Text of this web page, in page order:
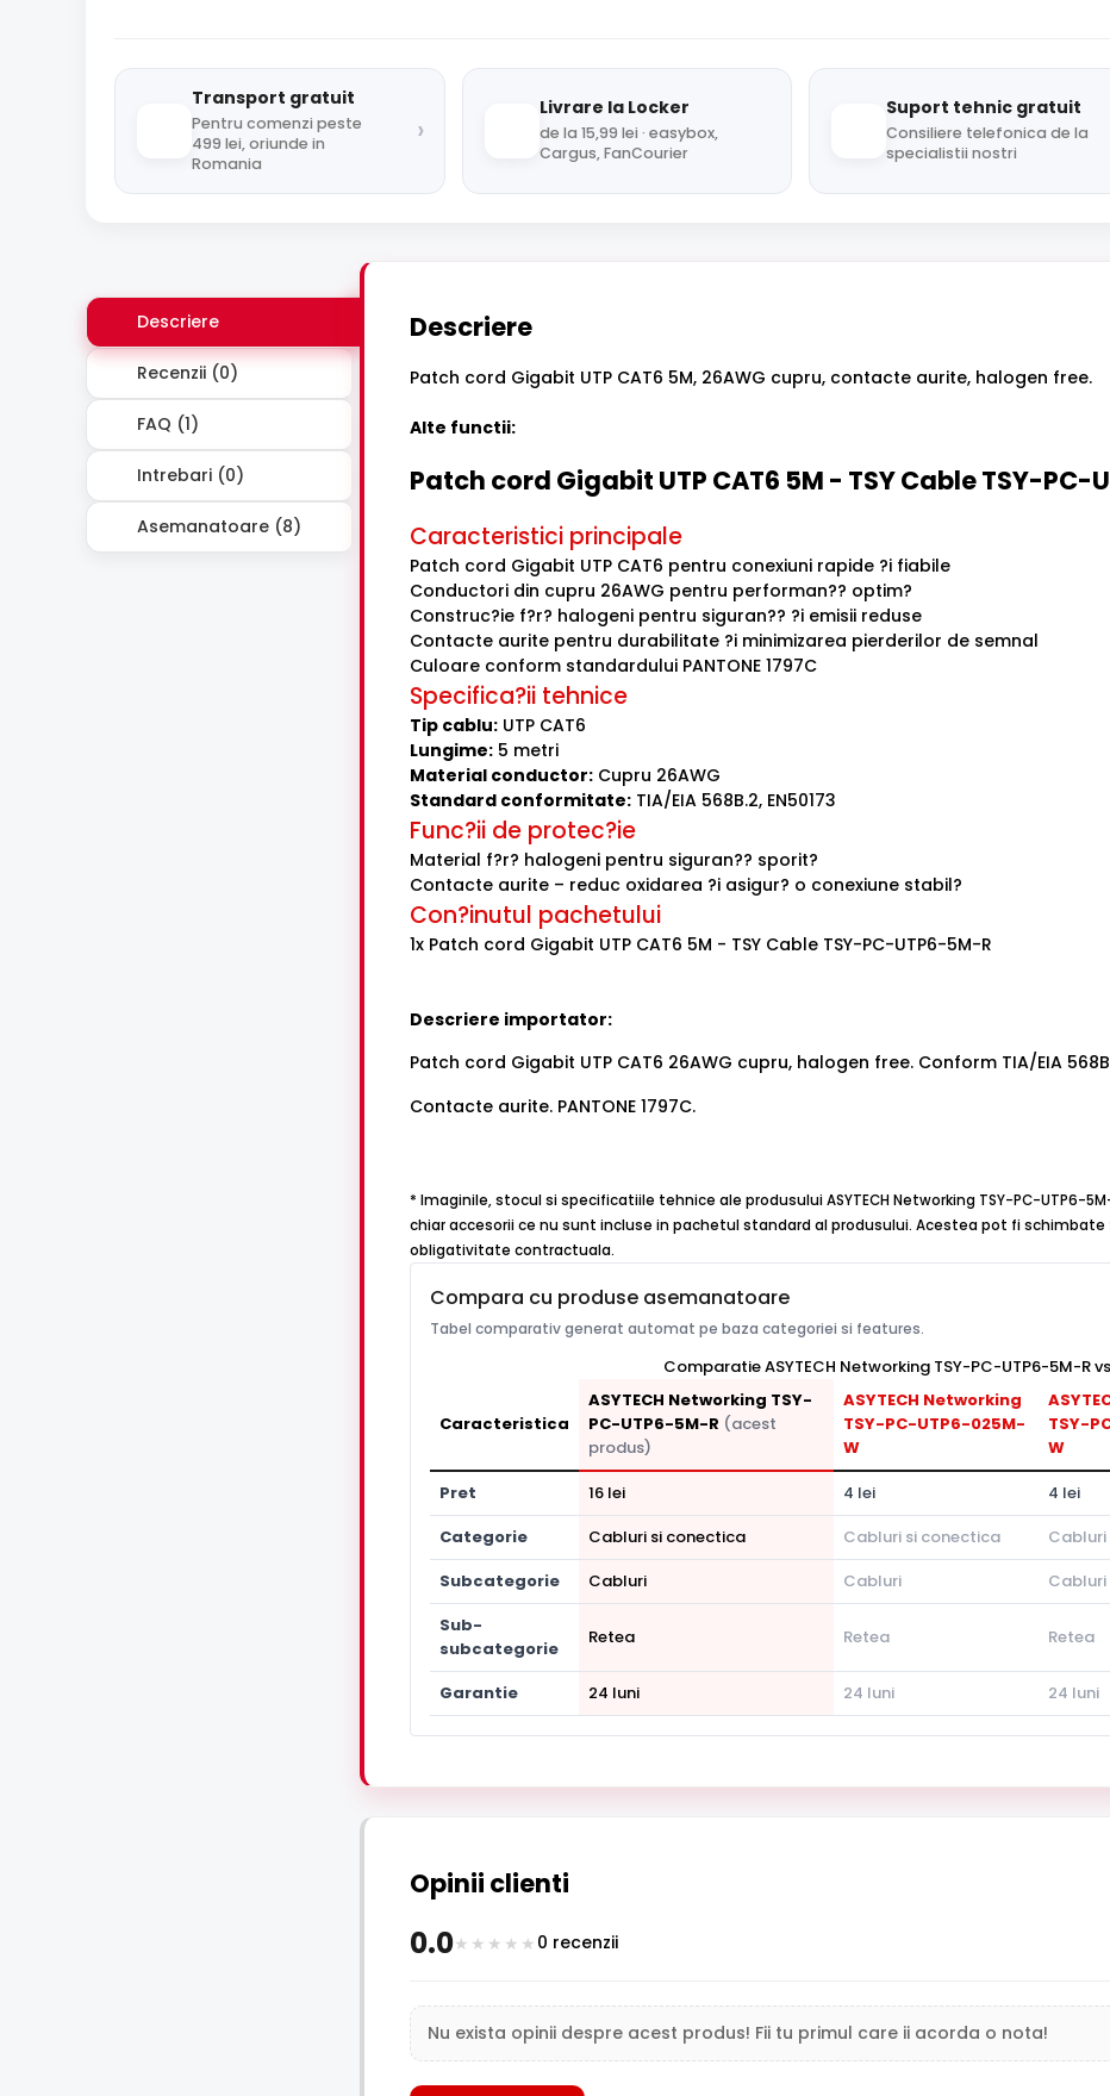
Transport gratuit
Pentru comenzi peste
499 lei, oriunde in
Romania
›
Livrare la Locker
de la 15,99 lei · easybox,
Cargus, FanCourier
Suport tehnic gratuit
Consiliere telefonica de la
specialistii nostri
Descriere
Recenzii (0)
FAQ (1)
Intrebari (0)
Asemanatoare (8)
Descriere
Patch cord Gigabit UTP CAT6 5M, 26AWG cupru, contacte aurite, halogen free.
Alte functii:
Patch cord Gigabit UTP CAT6 5M - TSY Cable TSY-PC-
Caracteristici principale
Patch cord Gigabit UTP CAT6 pentru conexiuni rapide ?i fiabile
Conductori din cupru 26AWG pentru performan?? optim?
Construc?ie f?r? halogeni pentru siguran?? ?i emisii reduse
Contacte aurite pentru durabilitate ?i minimizarea pierderilor de semnal
Culoare conform standardului PANTONE 1797C
Specifica?ii tehnice
Tip cablu: UTP CAT6
Lungime: 5 metri
Material conductor: Cupru 26AWG
Standard conformitate: TIA/EIA 568B.2, EN50173
Func?ii de protec?ie
Material f?r? halogeni pentru siguran?? sporit?
Contacte aurite – reduc oxidarea ?i asigur? o conexiune stabil?
Con?inutul pachetului
1x Patch cord Gigabit UTP CAT6 5M - TSY Cable TSY-PC-UTP6-5M-R
Descriere importator:
Patch cord Gigabit UTP CAT6 26AWG cupru, halogen free. Conform TIA/EIA
Contacte aurite. PANTONE 1797C.
* Imaginile, stocul si specificatiile tehnice ale produsului ASYTECH Networking TSY-PC-UTP6-
chiar accesorii ce nu sunt incluse in pachetul standard al produsului. Acestea pot fi
obligativitate contractuala.
Compara cu produse asemanatoare
Tabel comparativ generat automat pe baza categoriei si features.
Comparatie ASYTECH Networking TSY-PC-UTP6-5M-R
Caracteristica
ASYTECH Networking TSY-
PC-UTP6-5M-R (acest
produs)
ASYTECH Networking
TSY-PC-UTP6-025M-
W
TSY-
W
Pret
16 lei 4 lei 4 lei
Categorie
Cabluri si conectica Cabluri si conectica
Subcategorie
Cabluri Cabluri Cabluri
Sub-
subcategorie
Retea Retea Retea
Garantie 24 luni 24 luni 24 luni
Opinii clienti
0.0 0 recenzii
Nu exista opinii despre acest produs! Fii tu primul care ii acorda o nota!